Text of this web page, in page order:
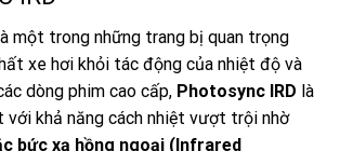
một trong những trang bị quan trọng
xe hơi khỏi tác động của nhiệt độ và
dòng phim cao cấp, Photosync IRD là
với khả năng cách nhiệt vượt trội nhờ
bức xạ hồng ngoại (Infrared